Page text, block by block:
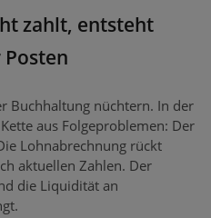
zahlt, entsteht
Buchhaltung nüchtern. In der
aus Folgeproblemen: Der
Lohnabrechnung rückt
aktuellen Zahlen. Der
die Liquidität an